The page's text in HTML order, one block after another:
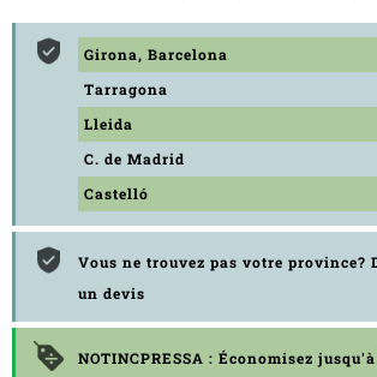
Girona, Barcelona
Tarragona
Lleida
C. de Madrid
Castelló
Vous ne trouvez pas votre province?
un devis
NOTINCPRESSA : Économisez jusqu'à